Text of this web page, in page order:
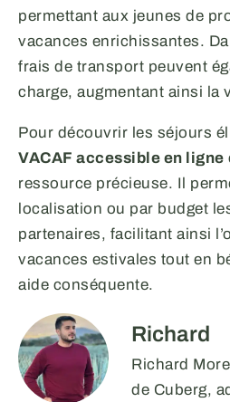
permettant aux jeunes de
vacances enrichissantes.
frais de transport peuvent
charge, augmentant ainsi la
Pour découvrir les séjours
VACAF accessible en ligne
ressource précieuse. Il
localisation ou par budget
partenaires, facilitant ainsi
vacances estivales tout en
aide conséquente.
Richard
Richard
de Cuberg,